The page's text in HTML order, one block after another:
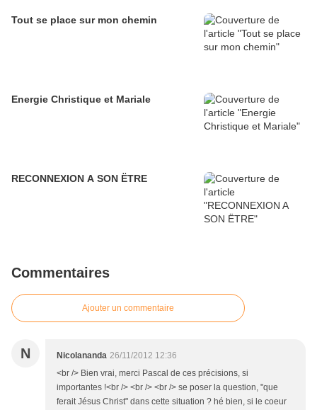
Tout se place sur mon chemin
Energie Christique et Mariale
RECONNEXION A SON ËTRE
Commentaires
Ajouter un commentaire
N Nicolananda 26/11/2012 12:36
<br /> Bien vrai, merci Pascal de ces précisions, si
importantes !<br /> <br /> <br /> se poser la question, "que
ferait Jésus Christ" dans cette situation ? hé bien, si le coeur